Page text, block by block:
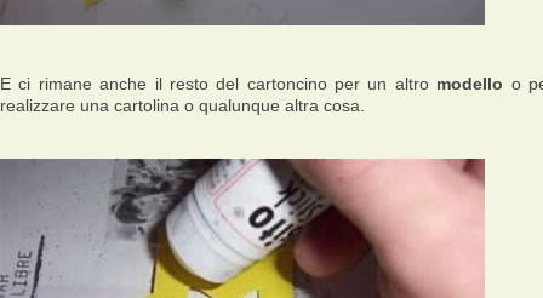
E ci rimane anche il resto del cartoncino per un altro modello o
realizzare una cartolina o qualunque altra cosa.